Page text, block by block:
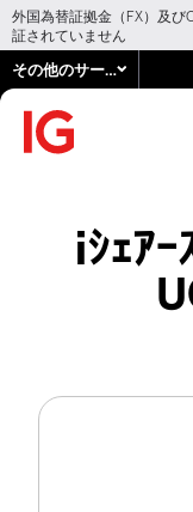
外国為替証拠金（FX）及び
証されていません
その他のサービス
iｼｪｱｰ